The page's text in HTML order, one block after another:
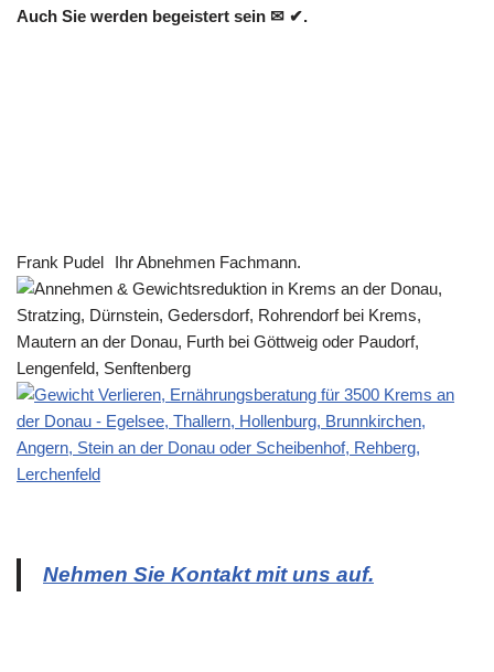
Auch Sie werden begeistert sein ✉ ✔.
Frank Pudel Ihr Abnehmen Fachmann.
Nehmen Sie Kontakt mit uns auf.